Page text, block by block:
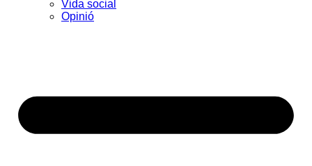
Vida social
Opinió